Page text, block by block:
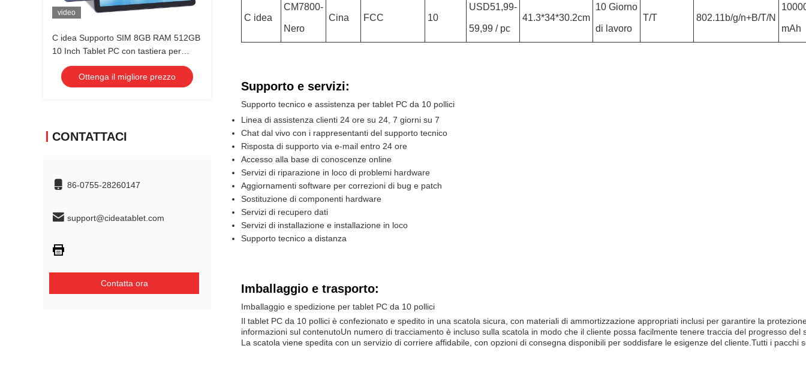
video
C idea Supporto SIM 8GB RAM 512GB
10 Inch Tablet PC con tastiera per
studenti CM8500
Ottenga il migliore prezzo
CONTATTACI
86-0755-28260147
support@cideatablet.com
Contatta ora
C idea
CM7800-
Nero
Cina FCC 10
USD51,99-
59,99 / pc
41.3*34*30.2cm
10 Giorno
di lavoro
T/T 802.11b/g/n+B/T/N
mAh
Supporto e servizi:
Supporto tecnico e assistenza per tablet PC da 10 pollici
Linea di assistenza clienti 24 ore su 24, 7 giorni su 7
Chat dal vivo con i rappresentanti del supporto tecnico
Risposta di supporto via e-mail entro 24 ore
Accesso alla base di conoscenze online
Servizi di riparazione in loco di problemi hardware
Aggiornamenti software per correzioni di bug e patch
Sostituzione di componenti hardware
Servizi di recupero dati
Servizi di installazione e installazione in loco
Supporto tecnico a distanza
Imballaggio e trasporto:
Imballaggio e spedizione per tablet PC da 10 pollici
Il tablet PC da 10 pollici è confezionato e spedito in una scatola sicura, con materiali di ammortizzazione appropriati inclusi per garantire la
informazioni sul contenutoUn numero di tracciamento è incluso sulla scatola in modo che il cliente possa facilmente tenere traccia del progresso del
La scatola viene spedita con un servizio di corriere affidabile, con opzioni di consegna disponibili per soddisfare le esigenze del cliente.Tutti i pacchi